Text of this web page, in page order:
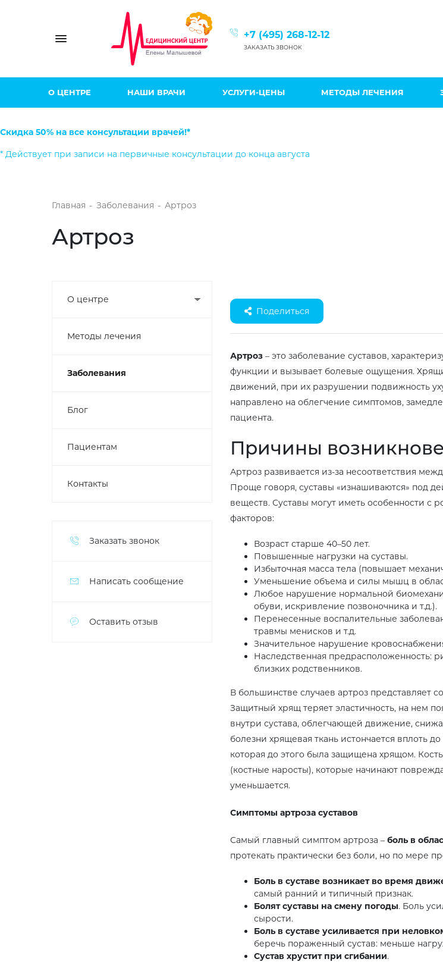
Toggle navigation +7 (495) 268-12-12
ЗАКАЗАТЬ ЗВОНОК
О ЦЕНТРЕ НАШИ ВРАЧИ УСЛУГИ-ЦЕНЫ МЕТОДЫ ЛЕЧЕНИЯ
Скидка 50% на все консультации врачей!*
* Действует при записи на первичные консультации до конца августа
Главная - Заболевания - Артроз
Артроз
О центре
Методы лечения
Заболевания
Блог
Пациентам
Контакты
Заказать звонок
Написать сообщение
Оставить отзыв
Поделиться
Артроз – это заболевание суставов,
функции и вызывает болевые ощущения.
движений, при их разрушении подвижность
направлено на облегчение симптомов,
пациента.
Причины
Артроз развивается из-за несоответствия
Проще говоря, суставы «изнашиваются» под
веществ. Суставы могут иметь особенности с
факторов:
Возраст старше 40–50 лет.
Повышенные нагрузки на суставы.
Избыточная масса тела (повышает
Уменьшение объема и силы мышц в
Любое нарушение нормальной
обуви, искривление позвоночника и т.д.).
Перенесенные воспалительные
травмы менисков и т.д.
Значительное нарушение
Наследственная предрасположенность:
близких родственников.
В большинстве случаев артроз представляет
Защитный хрящ теряет эластичность, на нем
внутри сустава, облегчающей движение,
болезни хрящевая ткань истончается вплоть
которая до этого была защищена хрящом.
(костные наросты), которые начинают
уменьшается.
Симптомы артроза суставов
Самый главный симптом артроза – боль в
протекать практически без боли, но по мере
Боль в суставе возникает во время
самый ранний и типичный признак.
Болят суставы на смену погоды. Боль
сырости.
Боль в суставе усиливается при
беречь пораженный сустав: меньше
Сустав хрустит при сгибании.